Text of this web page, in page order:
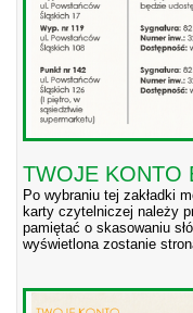
TWOJE KONTO
Po wybraniu tej zakładki
karty czytelniczej należy
pamiętać o skasowaniu
wyświetlona zostanie